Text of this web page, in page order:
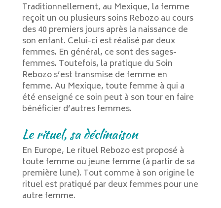
Traditionnellement, au Mexique, la femme
reçoit un ou plusieurs soins Rebozo au cours
des 40 premiers jours après la naissance de
son enfant. Celui-ci est réalisé par deux
femmes. En général, ce sont des sages-
femmes. Toutefois, la pratique du Soin
Rebozo s’est transmise de femme en
femme. Au Mexique, toute femme à qui a
été enseigné ce soin peut à son tour en faire
bénéficier d’autres femmes.
Le rituel, sa déclinaison
En Europe, Le rituel Rebozo est proposé à
toute femme ou jeune femme (à partir de sa
première lune). Tout comme à son origine le
rituel est pratiqué par deux femmes pour une
autre femme.